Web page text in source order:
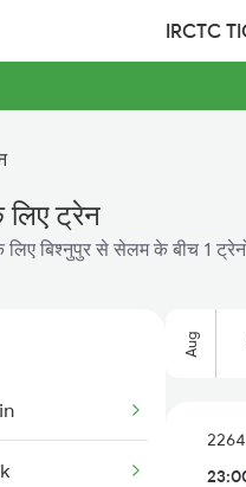
IRCTC
ट्रेन
बिश्नुपुर से सेलम के बीच 1
Aug